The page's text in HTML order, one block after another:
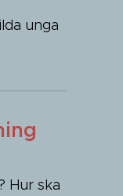
unga
Hur ska